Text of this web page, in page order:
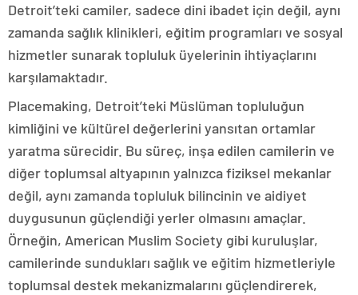
Detroit’teki camiler, sadece dini ibadet için değil, aynı
zamanda sağlık klinikleri, eğitim programları ve sosyal
hizmetler sunarak topluluk üyelerinin ihtiyaçlarını
karşılamaktadır.
Placemaking, Detroit’teki Müslüman topluluğun
kimliğini ve kültürel değerlerini yansıtan ortamlar
yaratma sürecidir. Bu süreç, inşa edilen camilerin ve
diğer toplumsal altyapının yalnızca fiziksel mekanlar
değil, aynı zamanda topluluk bilincinin ve aidiyet
duygusunun güçlendiği yerler olmasını amaçlar.
Örneğin, American Muslim Society gibi kuruluşlar,
camilerinde sundukları sağlık ve eğitim hizmetleriyle
toplumsal destek mekanizmalarını güçlendirerek,